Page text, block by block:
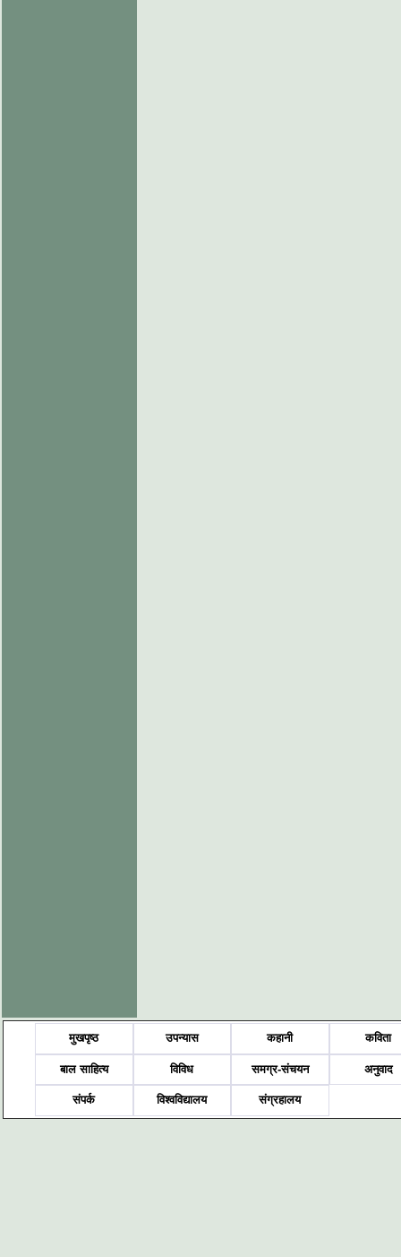
मुखपृष्ठ उपन्यास कहानी कविता
बाल साहित्य विविध समग्र-संचयन अनुवाद
संपर्क विश्वविद्यालय संग्रहालय